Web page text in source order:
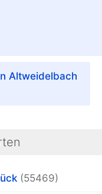
Altweidelbach
(55469)